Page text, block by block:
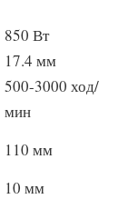
850 Вт
17.4 мм
500-3000 ход/
мин
110 мм
10 мм